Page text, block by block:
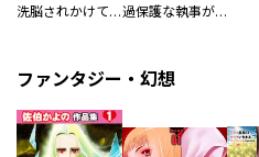
洗脳されかけていた悪役令嬢ですが家出を決意しました。【電子単行本版／特典おまけ付き】 過保護な執事が私の婚活を邪魔してきます！ 分冊版
ファンタジー・幻想